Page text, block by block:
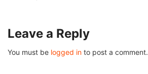
Leave a Reply
You must be logged in to post a comment.